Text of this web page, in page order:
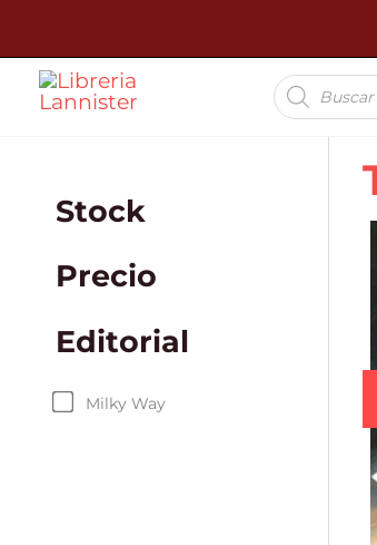
al
contenido
de
Stock
Precio
Editorial
Milky Way